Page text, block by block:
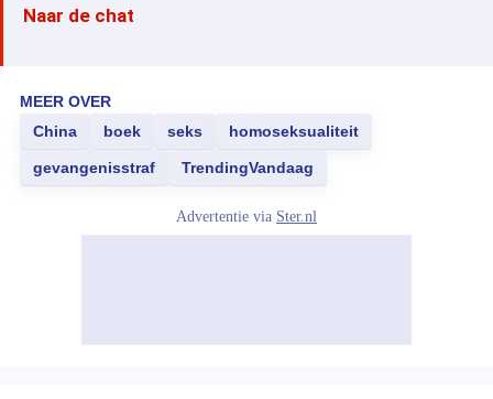
Naar de chat
MEER OVER
China
boek seks homoseksualiteit
gevangenisstraf TrendingVandaag
Advertentie via Ster.nl